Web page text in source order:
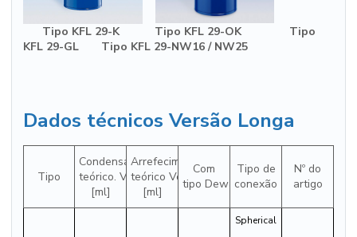
Tipo KFL 29-K Tipo KFL 29-OK Tipo
KFL 29-GL Tipo KFL 29-NW16 / NW25
Dados técnicos Versão Longa
Tipo
Condensado
teórico. Vol.
[ml]
Arrefecimento
teórico Vol.
[ml]
Com
tipo Dewar
Tipo de
conexão
Nº do
artigo
Spherical